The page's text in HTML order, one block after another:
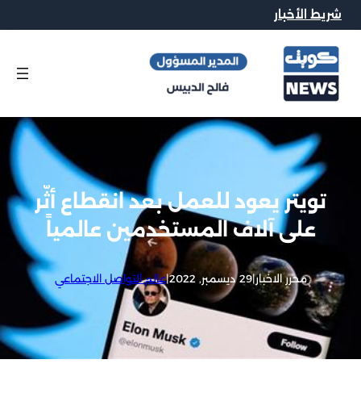
شريط الأخبار
تويتر يعود للعمل بعد انقطاع أثّر
على آلاف المستخدمين عالمياً
محرر الاخبار|29 ديسمبر, 2022 |عالم التواصل الاجتماعي